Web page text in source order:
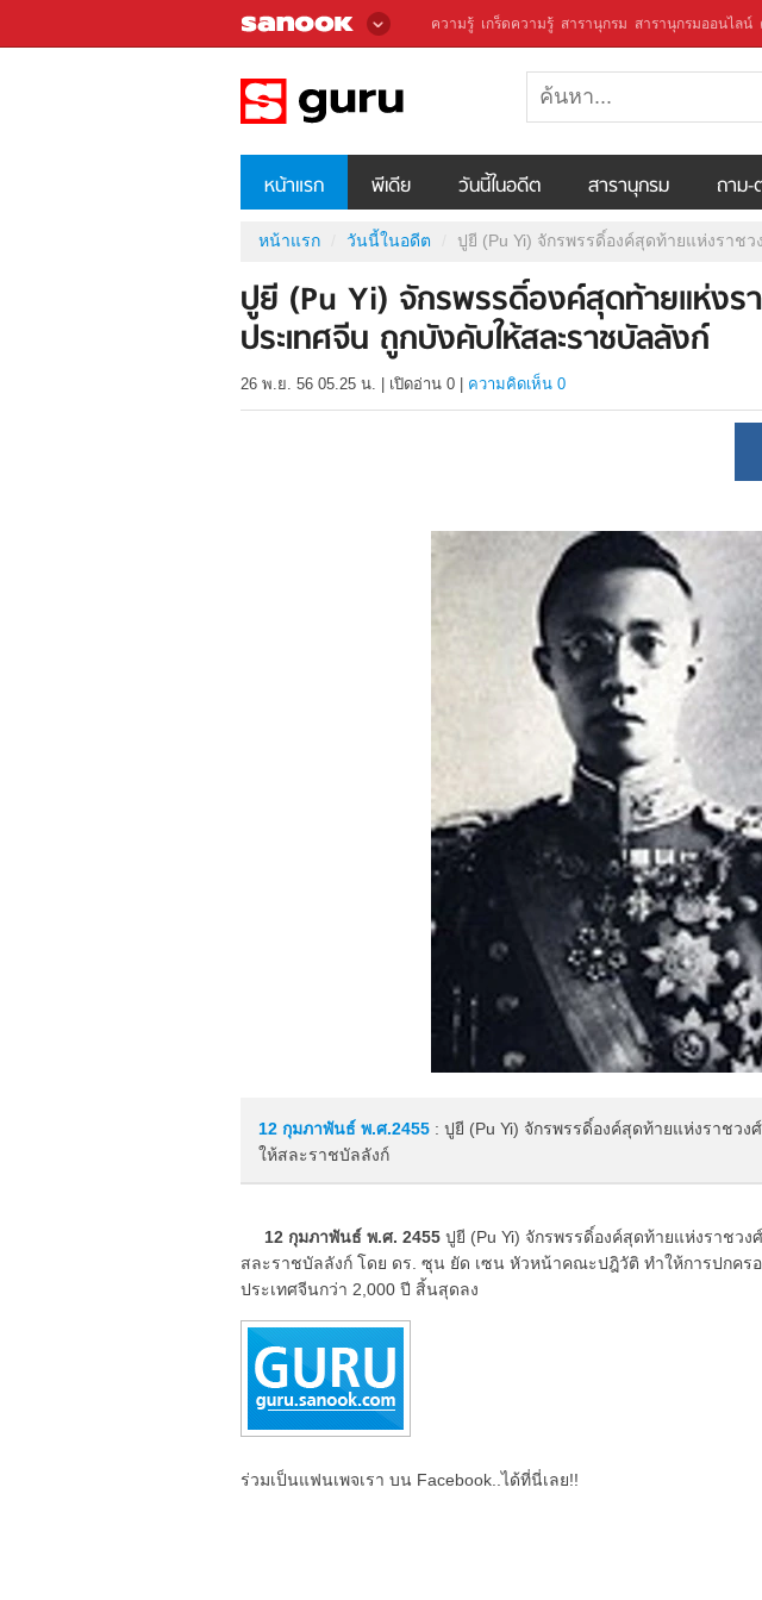
ความรู้ เกร็ดความรู้ สารานุกรม สารานุกรมออนไลน์
หน้าแรก พีเดีย วันนี้ในอดีต สารานุกรม ถาม-
หน้าแรก วันนี้ในอดีต ปูยี (Pu Yi) จักรพรรดิ์องค์สุดท้ายแห่งราช
ปูยี (Pu Yi) จักรพรรดิ์องค์สุดท้ายแห่งร
ประเทศจีน ถูกบังคับให้สละราชบัลลังก์
26 พ.ย. 56 05.25 น. เปิดอ่าน 0 ความคิดเห็น 0
12 กุมภาพันธ์ พ.ศ.2455 : ปูยี (Pu Yi) จักรพรรดิ์องค์สุดท้ายแห่งราชว
ให้สละราชบัลลังก์
12 กุมภาพันธ์ พ.ศ. 2455 ปูยี (Pu Yi) จักรพรรดิ์องค์สุดท้ายแห่งราชว
สละราชบัลลังก์ โดย ดร. ซุน ยัด เซน หัวหน้าคณะปฎิวัติ ทำให้การปกคร
ประเทศจีนกว่า 2,000 ปี สิ้นสุดลง
ร่วมเป็นแฟนเพจเรา บน Facebook..ได้ที่นี่เลย!!